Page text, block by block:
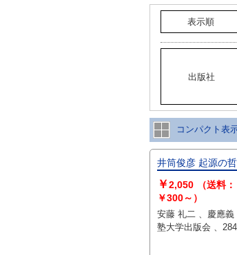
表示順
出版社
コンパクト表
井筒俊彦 起源の
￥2,050
（送料：
￥300～）
安藤 礼二 、慶應義
塾大学出版会 、284